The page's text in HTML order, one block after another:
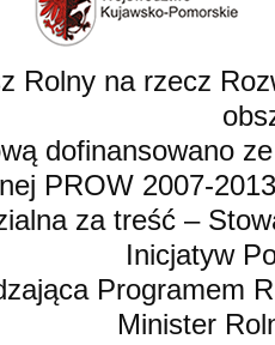
Rolny na rzecz
dofinansowano
PROW 2007-
za treść –
Inicjatyw
Programem
Minister